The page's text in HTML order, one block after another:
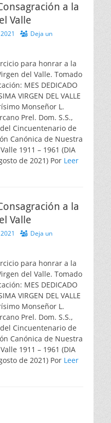
a la
Valle
Deja un
para honrar a la
del Valle. Tomado
MES DEDICADO
VIRGEN DEL VALLE
Monseñor L.
Prel. Dom. S.S.,
Cincuentenario de
Canónica de Nuestra
1911 – 1961 (DIA
de 2021) Por Leer
a la
Valle
Deja un
para honrar a la
del Valle. Tomado
MES DEDICADO
VIRGEN DEL VALLE
Monseñor L.
Prel. Dom. S.S.,
Cincuentenario de
Canónica de Nuestra
1911 – 1961 (DIA
de 2021) Por Leer